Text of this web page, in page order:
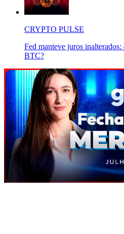
CRYPTO PULSE
Fed manteve juros
BTC?